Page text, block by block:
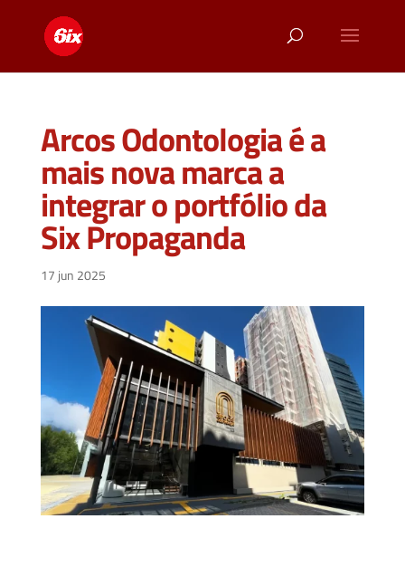
Arcos Odontologia é a
mais nova marca a
integrar o portfólio da
Six Propaganda
17 jun 2025